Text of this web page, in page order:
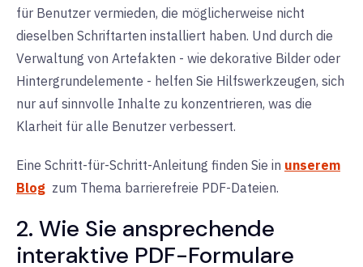
für Benutzer vermieden, die möglicherweise nicht
dieselben Schriftarten installiert haben. Und durch die
Verwaltung von Artefakten - wie dekorative Bilder oder
Hintergrundelemente - helfen Sie Hilfswerkzeugen, sich
nur auf sinnvolle Inhalte zu konzentrieren, was die
Klarheit für alle Benutzer verbessert.
Eine Schritt-für-Schritt-Anleitung finden Sie in unserem
Blog zum Thema barrierefreie PDF-Dateien.
2. Wie Sie ansprechende
interaktive PDF-Formulare